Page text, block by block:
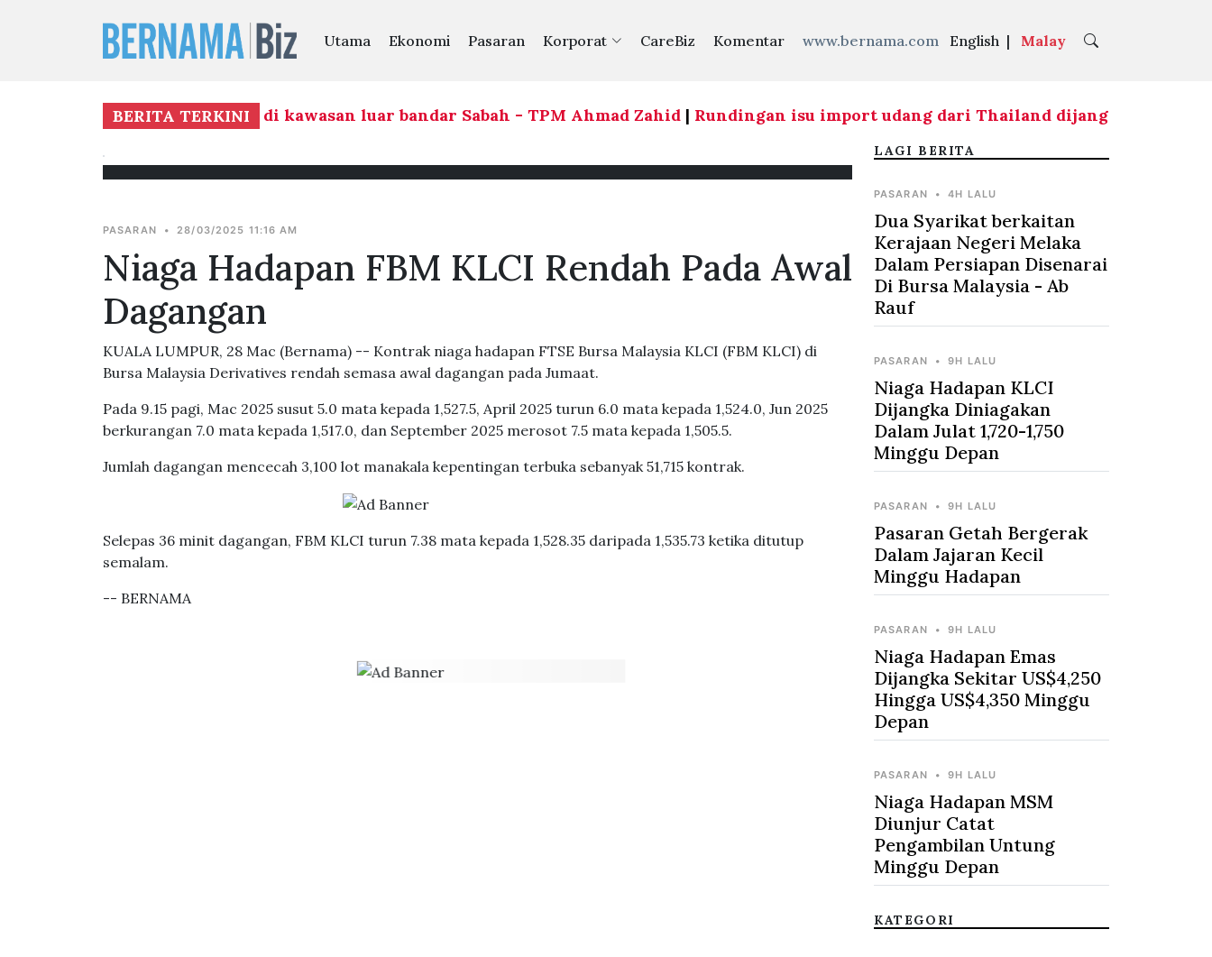
Utama Ekonomi Pasaran Korporat CareBiz Komentar www.bernama.com English | Malay
BERITA TERKINI
basmi kemiskinan tegar di kawasan luar bandar Sabah - TPM Ahmad Zahid|Rundingan isu import udang dari Thailand dijangka selesai
PASARAN • 28/03/2025 11:16 AM
Niaga Hadapan FBM KLCI Rendah Pada Awal
Dagangan
KUALA LUMPUR, 28 Mac (Bernama) -- Kontrak niaga hadapan FTSE Bursa Malaysia KLCI (FBM KLCI) di
Bursa Malaysia Derivatives rendah semasa awal dagangan pada Jumaat.
Pada 9.15 pagi, Mac 2025 susut 5.0 mata kepada 1,527.5, April 2025 turun 6.0 mata kepada 1,524.0, Jun 2025
berkurangan 7.0 mata kepada 1,517.0, dan September 2025 merosot 7.5 mata kepada 1,505.5.
Jumlah dagangan mencecah 3,100 lot manakala kepentingan terbuka sebanyak 51,715 kontrak.
Selepas 36 minit dagangan, FBM KLCI turun 7.38 mata kepada 1,528.35 daripada 1,535.73 ketika ditutup
semalam.
-- BERNAMA
LAGI BERITA
PASARAN • 4H LALU
Dua Syarikat berkaitan
Kerajaan Negeri Melaka
Dalam Persiapan Disenarai
Di Bursa Malaysia - Ab
Rauf
PASARAN • 9H LALU
Niaga Hadapan KLCI
Dijangka Diniagakan
Dalam Julat 1,720-1,750
Minggu Depan
PASARAN • 9H LALU
Pasaran Getah Bergerak
Dalam Jajaran Kecil
Minggu Hadapan
PASARAN • 9H LALU
Niaga Hadapan Emas
Dijangka Sekitar US$4,250
Hingga US$4,350 Minggu
Depan
PASARAN • 9H LALU
Niaga Hadapan MSM
Diunjur Catat
Pengambilan Untung
Minggu Depan
KATEGORI